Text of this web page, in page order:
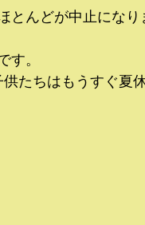
とんどが中止にな
す。
たちはもうすぐ夏